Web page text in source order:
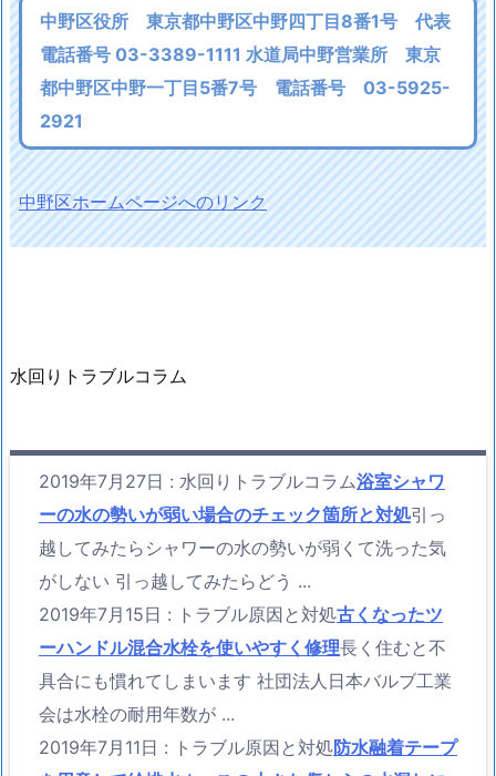
中野区役所 東京都中野区中野四丁目8番1号 代表
電話番号 03-3389-1111 水道局中野営業所 東京
都中野区中野一丁目5番7号 電話番号 03-5925-
2921
中野区ホームページへのリンク
水回りトラブルコラム
2019年7月27日 : 水回りトラブルコラム浴室シャワ
ーの水の勢いが弱い場合のチェック箇所と対処引っ
越してみたらシャワーの水の勢いが弱くて洗った気
がしない 引っ越してみたらどう ...
2019年7月15日 : トラブル原因と対処古くなったツ
ーハンドル混合水栓を使いやすく修理長く住むと不
具合にも慣れてしまいます 社団法人日本バルブ工業
会は水栓の耐用年数が ...
2019年7月11日 : トラブル原因と対処防水融着テープ